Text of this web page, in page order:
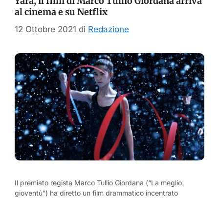
al cinema e su Netflix
12 Ottobre 2021 di Redazione
Il premiato regista Marco Tullio Giordana (“La meglio
gioventù”) ha diretto un film drammatico incentrato